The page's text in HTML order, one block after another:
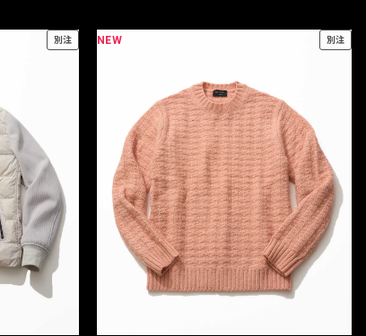
別注 NEW 別注